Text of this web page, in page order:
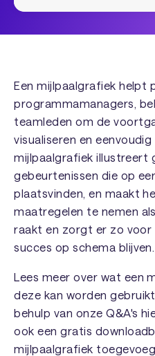
Een mijlpaalgrafiek helpt
programmamanagers,
teamleden om de
visualiseren en eenvoudig
mijlpaalgrafiek illustreert
gebeurtenissen die op
plaatsvinden, en maakt
maatregelen te nemen
raakt en zorgt er zo voor
succes op schema blijven.
Lees meer over wat een
deze kan worden
behulp van onze Q&A's
ook een gratis
mijlpaalgrafiek